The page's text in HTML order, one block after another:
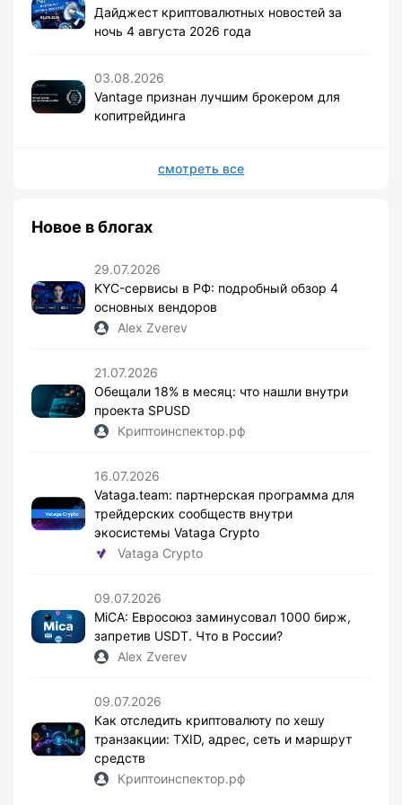
Дайджест криптовалютных новостей за
ночь 4 августа 2026 года
03.08.2026
Vantage признан лучшим брокером для
копитрейдинга
смотреть все
Новое в блогах
29.07.2026
KYC-сервисы в РФ: подробный обзор 4
основных вендоров
Alex Zverev
21.07.2026
Обещали 18% в месяц: что нашли внутри
проекта SPUSD
Криптоинспектор.рф
16.07.2026
Vataga.team: партнерская программа для
трейдерских сообществ внутри
экосистемы Vataga Crypto
Vataga Crypto
09.07.2026
MiCA: Евросоюз заминусовал 1000 бирж,
запретив USDT. Что в России?
Alex Zverev
09.07.2026
Как отследить криптовалюту по хешу
транзакции: TXID, адрес, сеть и маршрут
средств
Криптоинспектор.рф